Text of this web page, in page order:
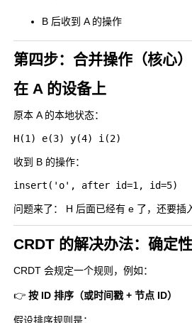
B 后收到 A 的操作
第四步：合并操作（核心）
在 A 的设备上
原本 A 的本地状态：
收到 B 的操作：
问题来了： H 后面已经有 e 了，还要插
CRDT 的解决办法：确定
CRDT 会规定一个规则，例如：
👉 按 ID 排序（或时间戳 + 节点 ID）
假设排序规则是：